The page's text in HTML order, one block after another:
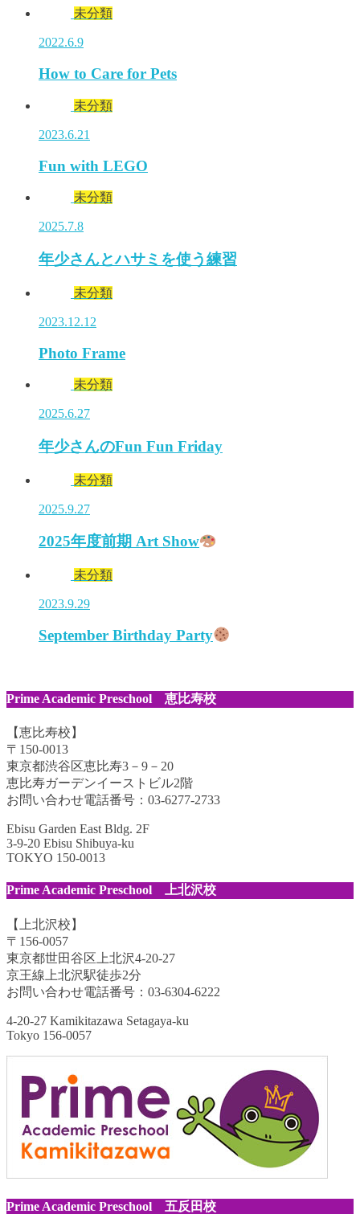
未分類
2022.6.9
How to Care for Pets
未分類
2023.6.21
Fun with LEGO
未分類
2025.7.8
年少さんとハサミを使う練習
未分類
2023.12.12
Photo Frame
未分類
2025.6.27
年少さんのFun Fun Friday
未分類
2025.9.27
2025年度前期 Art Show
未分類
2023.9.29
September Birthday Party
Prime Academic Preschool 恵比寿校
【恵比寿校】
〒150-0013
東京都渋谷区恵比寿3－9－20
恵比寿ガーデンイーストビル2階
お問い合わせ電話番号：03-6277-2733
Ebisu Garden East Bldg. 2F
3-9-20 Ebisu Shibuya-ku
TOKYO 150-0013
Prime Academic Preschool 上北沢校
【上北沢校】
〒156-0057
東京都世田谷区上北沢4-20-27
京王線上北沢駅徒歩2分
お問い合わせ電話番号：03-6304-6222
4-20-27 Kamikitazawa Setagaya-ku
Tokyo 156-0057
Prime Academic Preschool 五反田校